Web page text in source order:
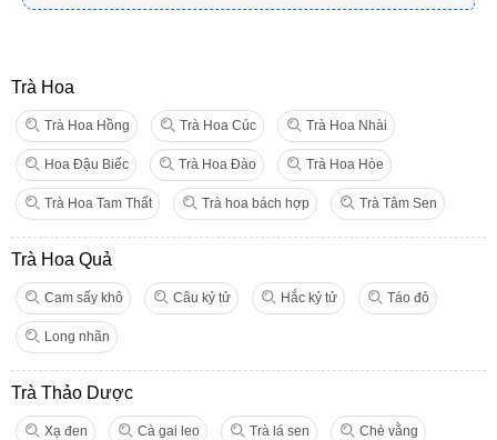
Trà Hoa
Trà Hoa Hồng Trà Hoa Cúc Trà Hoa Nhài
Hoa Đậu Biếc Trà Hoa Đào Trà Hoa Hòe
Trà Hoa Tam Thất Trà hoa bách hợp Trà Tâm Sen
Trà Hoa Quả
Cam sấy khô Câu kỷ tử Hắc kỷ tử Táo đỏ
Long nhãn
Trà Thảo Dược
Xạ đen Cà gai leo Trà lá sen Chè vằng